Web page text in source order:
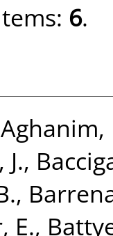
6.
Aghanim,
,
,
E.,